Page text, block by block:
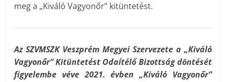
meg a „Kiváló Vagyonőr” kitüntetést.
Az SZVMSZK Veszprém Megyei Szervezete a „Kiváló
Vagyonőr” Kitüntetést Odaítélő Bizottság döntését
figyelembe véve 2021. évben „Kiváló Vagyonőr”